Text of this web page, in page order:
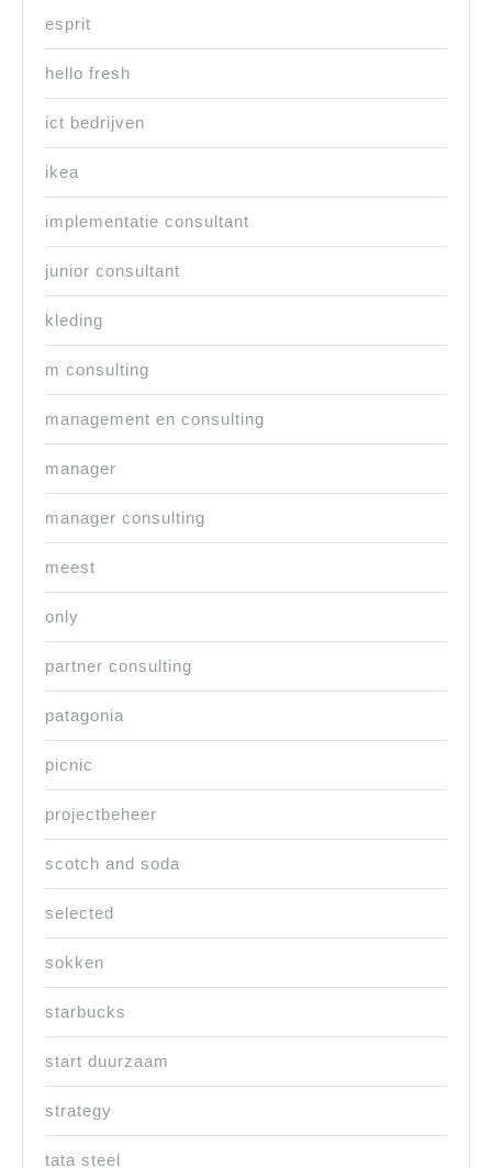
esprit
hello fresh
ict bedrijven
ikea
implementatie consultant
junior consultant
kleding
m consulting
management en consulting
manager
manager consulting
meest
only
partner consulting
patagonia
picnic
projectbeheer
scotch and soda
selected
sokken
starbucks
start duurzaam
strategy
tata steel